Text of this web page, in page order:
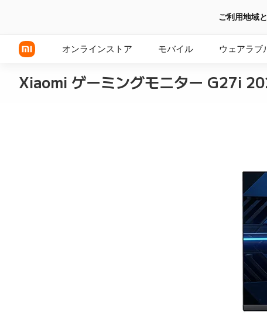
ご利用地域
オンラインストア モバイル ウェアラブ
Xiaomi ゲーミングモニター G27i